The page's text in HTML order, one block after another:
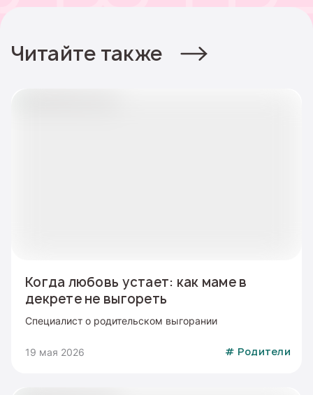
Читайте также
Когда любовь устает: как маме в
декрете не выгореть
Специалист о родительском выгорании
19 мая 2026 # Родители